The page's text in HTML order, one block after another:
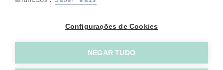
Configurações de Cookies
NEGAR TUDO